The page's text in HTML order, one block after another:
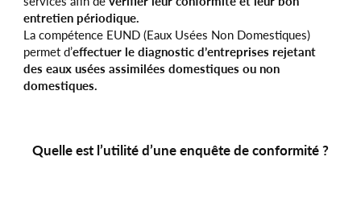
entretien périodique.
La compétence EUND (Eaux Usées Non Domestiques)
permet d’effectuer le diagnostic d’entreprises rejetant
des eaux usées assimilées domestiques ou non
domestiques.
Quelle est l’utilité d’une enquête de conformité ?